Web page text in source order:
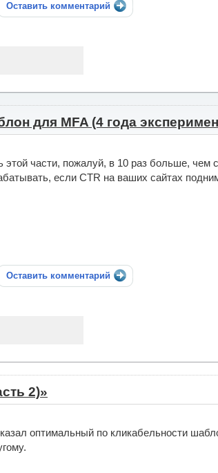
Оставить комментарий
для MFA (4 года
этой части, пожалуй, в 10 раз больше, чем
если CTR на ваших сайтах
Оставить комментарий
2)»
оптимальный по кликабельности